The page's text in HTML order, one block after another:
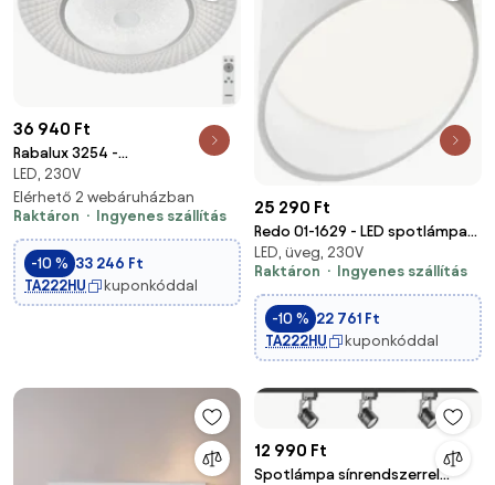
36 940 Ft
Rabalux 3254 -
Fényerőszabályozható
mennyezeti lámpa TORNADO
LED/72W/230V + távirányító
LED, 230V
Elérhető 2 webáruházban
Raktáron
Ingyenes szállítás
-10 % 33 246 Ft
TA222HU
kuponkóddal
25 290 Ft
Redo 01-1629 - LED spotlámpa
UTO LED/18W/230V Ø 14 cm
fehér
LED, üveg, 230V
Raktáron
Ingyenes szállítás
-10 % 22 761 Ft
TA222HU
kuponkóddal
12 990 Ft
Spotlámpa sínrendszerrel